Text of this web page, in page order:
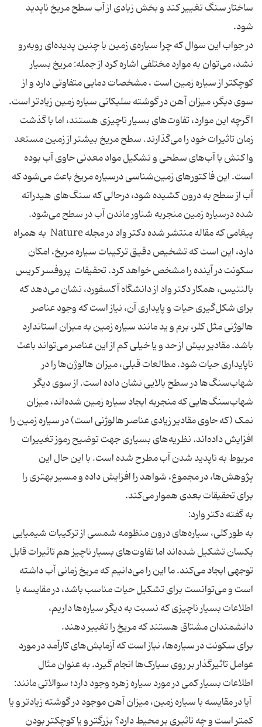
ساختار سنگ تغییر کند و بخش زیادی از آب سطح مریخ ناپدید
شود.
در جواب این سوال که چرا سیاره‌ی زمین با چنین پدیده‌ای روبه‌رو
نشد، می‌توان به موارد مختلفی اشاره کرد از جمله: مریخ بسیار
کوچکتر از سیاره زمین است ، مشخصات دمایی متفاوتی دارد و از
سوی دیگر، میزان آهن در گوشته سلیکاتی سیاره زمین زیاد‌تر است.
اگرچه این موارد، تفاوت‌های بسیار ناچیزی هستند، اما با گذشت
زمان تاثیرات خود را می‌گذارند. سطح مریخ بیشتر از زمین مستعد
واکنش با آب‌های سطحی و تشکیل مواد معدنی حاوی آب بوده
است. این فاکتورهای زمین‌شناسی درسیاره مریخ باعث می‌شود که
آب از سطح به درون کشیده شود، درحالی که سنگ‌های هیدراته
شده درسیاره زمین منجربه شناور ماندن آب در سطح می‌شود.
پیغامی که مقاله منتشر شده دکتر واد در مجله Nature به همراه
دارد، این است که تشخیص دقیق ترکیبات سیاره مریخ، امکان
سکونت در آینده را مشخص خواهد کرد. تحقیقات پروفسر کریس
بالنتیس، همکار دکتر واد از دانشگاه آکسفورد، نشان می‌دهد که
برای شکل‌گیری حیات و پایداری آن، نیاز است که وجود عناصر
هالوژنی مثل کلر، برم و ید مانند سیاره زمین به میزان استاندارد
باشد. مقادیر بیش از حد و یا خیلی کم از این عناصر می‌تواند باعث
ناپایداری حیات شود. مطالعات قبلی، میزان هالوژن‌ها را در
شهاب‌سنگ‌ها در سطح بالایی نشان داده است. از سوی دیگر
شهاب‌سنگ‌هایی که منجر‌به ایجاد سیاره زمین شده‌اند، میزان
نمک (که حاوی مقادیر زیادی عناصر هالوژنی است) در سیاره زمین را
افزایش داده‌اند. نظریه‌های بسیاری جهت توضیح رموز تغییرات
مربوط به ناپدید شدن آب مطرح شده است. با این حال این
پژوهش‌ها، در مجموع، شواهد را افزایش داده و مسیر بهتری را
برای تحقیقات بعدی هموار می‌کند.
به گفته دکتر وارد:
به طور کلی، سیاره‌های درون منظومه شمسی از ترکیبات شیمیایی
یکسان تشکیل شده‌اند اما تفاوت‌های بسیار ناچیز هم تاثیرات قابل
توجهی ایجاد می‌کند. ما این را می‌دانیم که مریخ زمانی آب داشته
است و می‌توانست برای تشکیل حیات مناسب باشد، در مقایسه با
اطلاعات بسیار ناچیزی که نسبت به دیگر سیاره‌ها داریم،
دانشمندان مشتاق هستند که مریخ را تغییر دهند.
برای سکونت در سیاره‌ها، نیاز است که آزمایش‌های کارآمد در مورد
عوامل تاثیر‌گذار بر روی سیارک‌ها انجام گیرد. به عنوان مثال
اطلاعات بسیار کمی در مورد سیاره زهره وجود دارد؛ سوالاتی مانند:
آیا در مقایسه با سیاره زمین، میزان آهن موجود در گوشته زیادتر و یا
کمتر است و چه تاثیری بر محیط دارد؟ بزرگتر و یا کوچکتر بودن